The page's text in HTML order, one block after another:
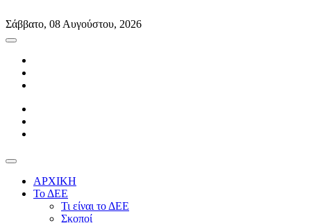
to
content
Σάββατο, 08 Αυγούστου, 2026
ΑΡΧΙΚΗ
Το ΔΕΕ
Τι είναι το ΔΕΕ
Σκοποί